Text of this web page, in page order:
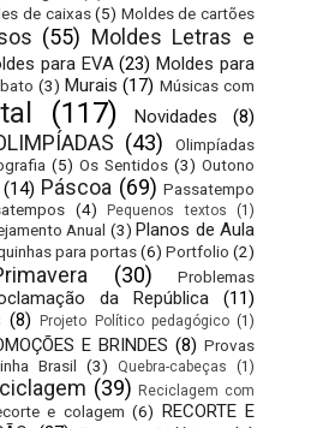
de caixas (5) Moldes de cartões
(55) Moldes Letras e
para EVA (23) Moldes para
(3) Murais (17) Músicas com
(117) Novidades (8)
(43)
Olimpíadas
(5) Os Sentidos (3) Outono
(14) Páscoa (69) Passatempo
(4) Pequenos textos (1)
Anual (3) Planos de Aula
para portas(6) Portfolio (2)
(30)
Problemas
da República
(11)
(8) Projeto Político pedagógico (1)
E BRINDES (8) Provas
Brasil (3) Quebra-cabeças (1)
(39) Reciclagem com
e colagem (6) RECORTE E